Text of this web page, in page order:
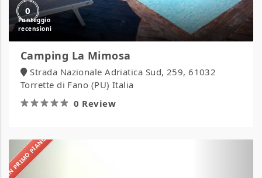
0
Camping La Mimosa
Strada Nazionale Adriatica Sud, 259, 61032
Torrette di Fano (PU) Italia
0 Review
IN PRIMO PIANO